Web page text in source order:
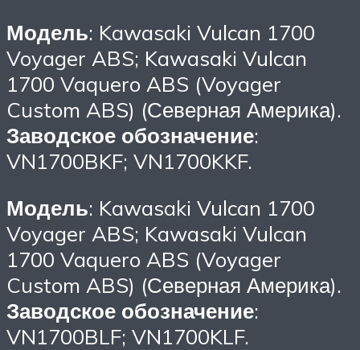
Модель: Kawasaki Vulcan 1700
Voyager ABS; Kawasaki Vulcan
1700 Vaquero ABS (Voyager
Custom ABS) (Северная Америка).
Заводское обозначение:
VN1700BKF; VN1700KKF.
Модель: Kawasaki Vulcan 1700
Voyager ABS; Kawasaki Vulcan
1700 Vaquero ABS (Voyager
Custom ABS) (Северная Америка).
Заводское обозначение:
VN1700BLF; VN1700KLF.